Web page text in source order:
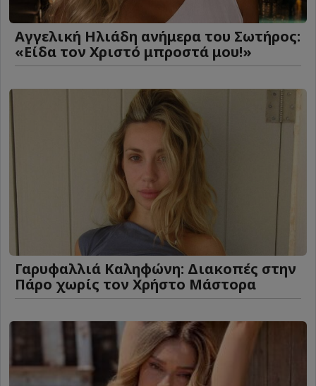
Αγγελική Ηλιάδη ανήμερα του Σωτήρος:
«Είδα τον Χριστό μπροστά μου!»
Γαρυφαλλιά Καληφώνη: Διακοπές στην
Πάρο χωρίς τον Χρήστο Μάστορα